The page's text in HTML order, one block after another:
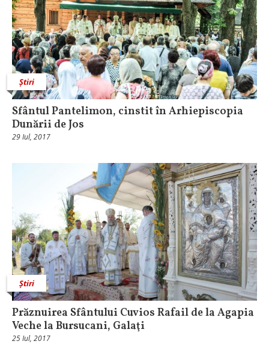
Știri
Sfântul Pantelimon, cinstit în Arhiepiscopia
Dunării de Jos
29 Iul, 2017
Știri
Prăznuirea Sfântului Cuvios Rafail de la Agapia
Veche la Bursucani, Galaţi
25 Iul, 2017